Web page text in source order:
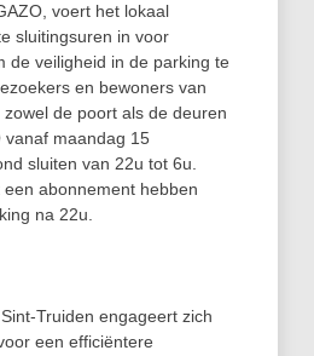
voert het lokaal
sluitingsuren in voor
de veiligheid in de parking te
en bewoners van
de poort als de deuren
vanaf maandag 15
sluiten van 22u tot 6u.
abonnement hebben
na 22u.
Truiden engageert zich
een efficiëntere